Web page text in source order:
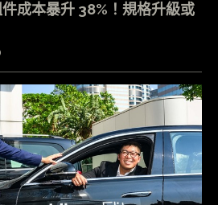
成本暴升 38%！規格升級或